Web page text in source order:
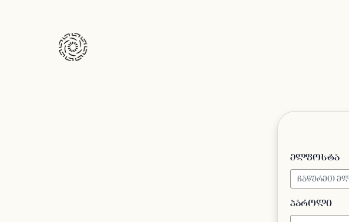
ელფოსტა
პაროლი